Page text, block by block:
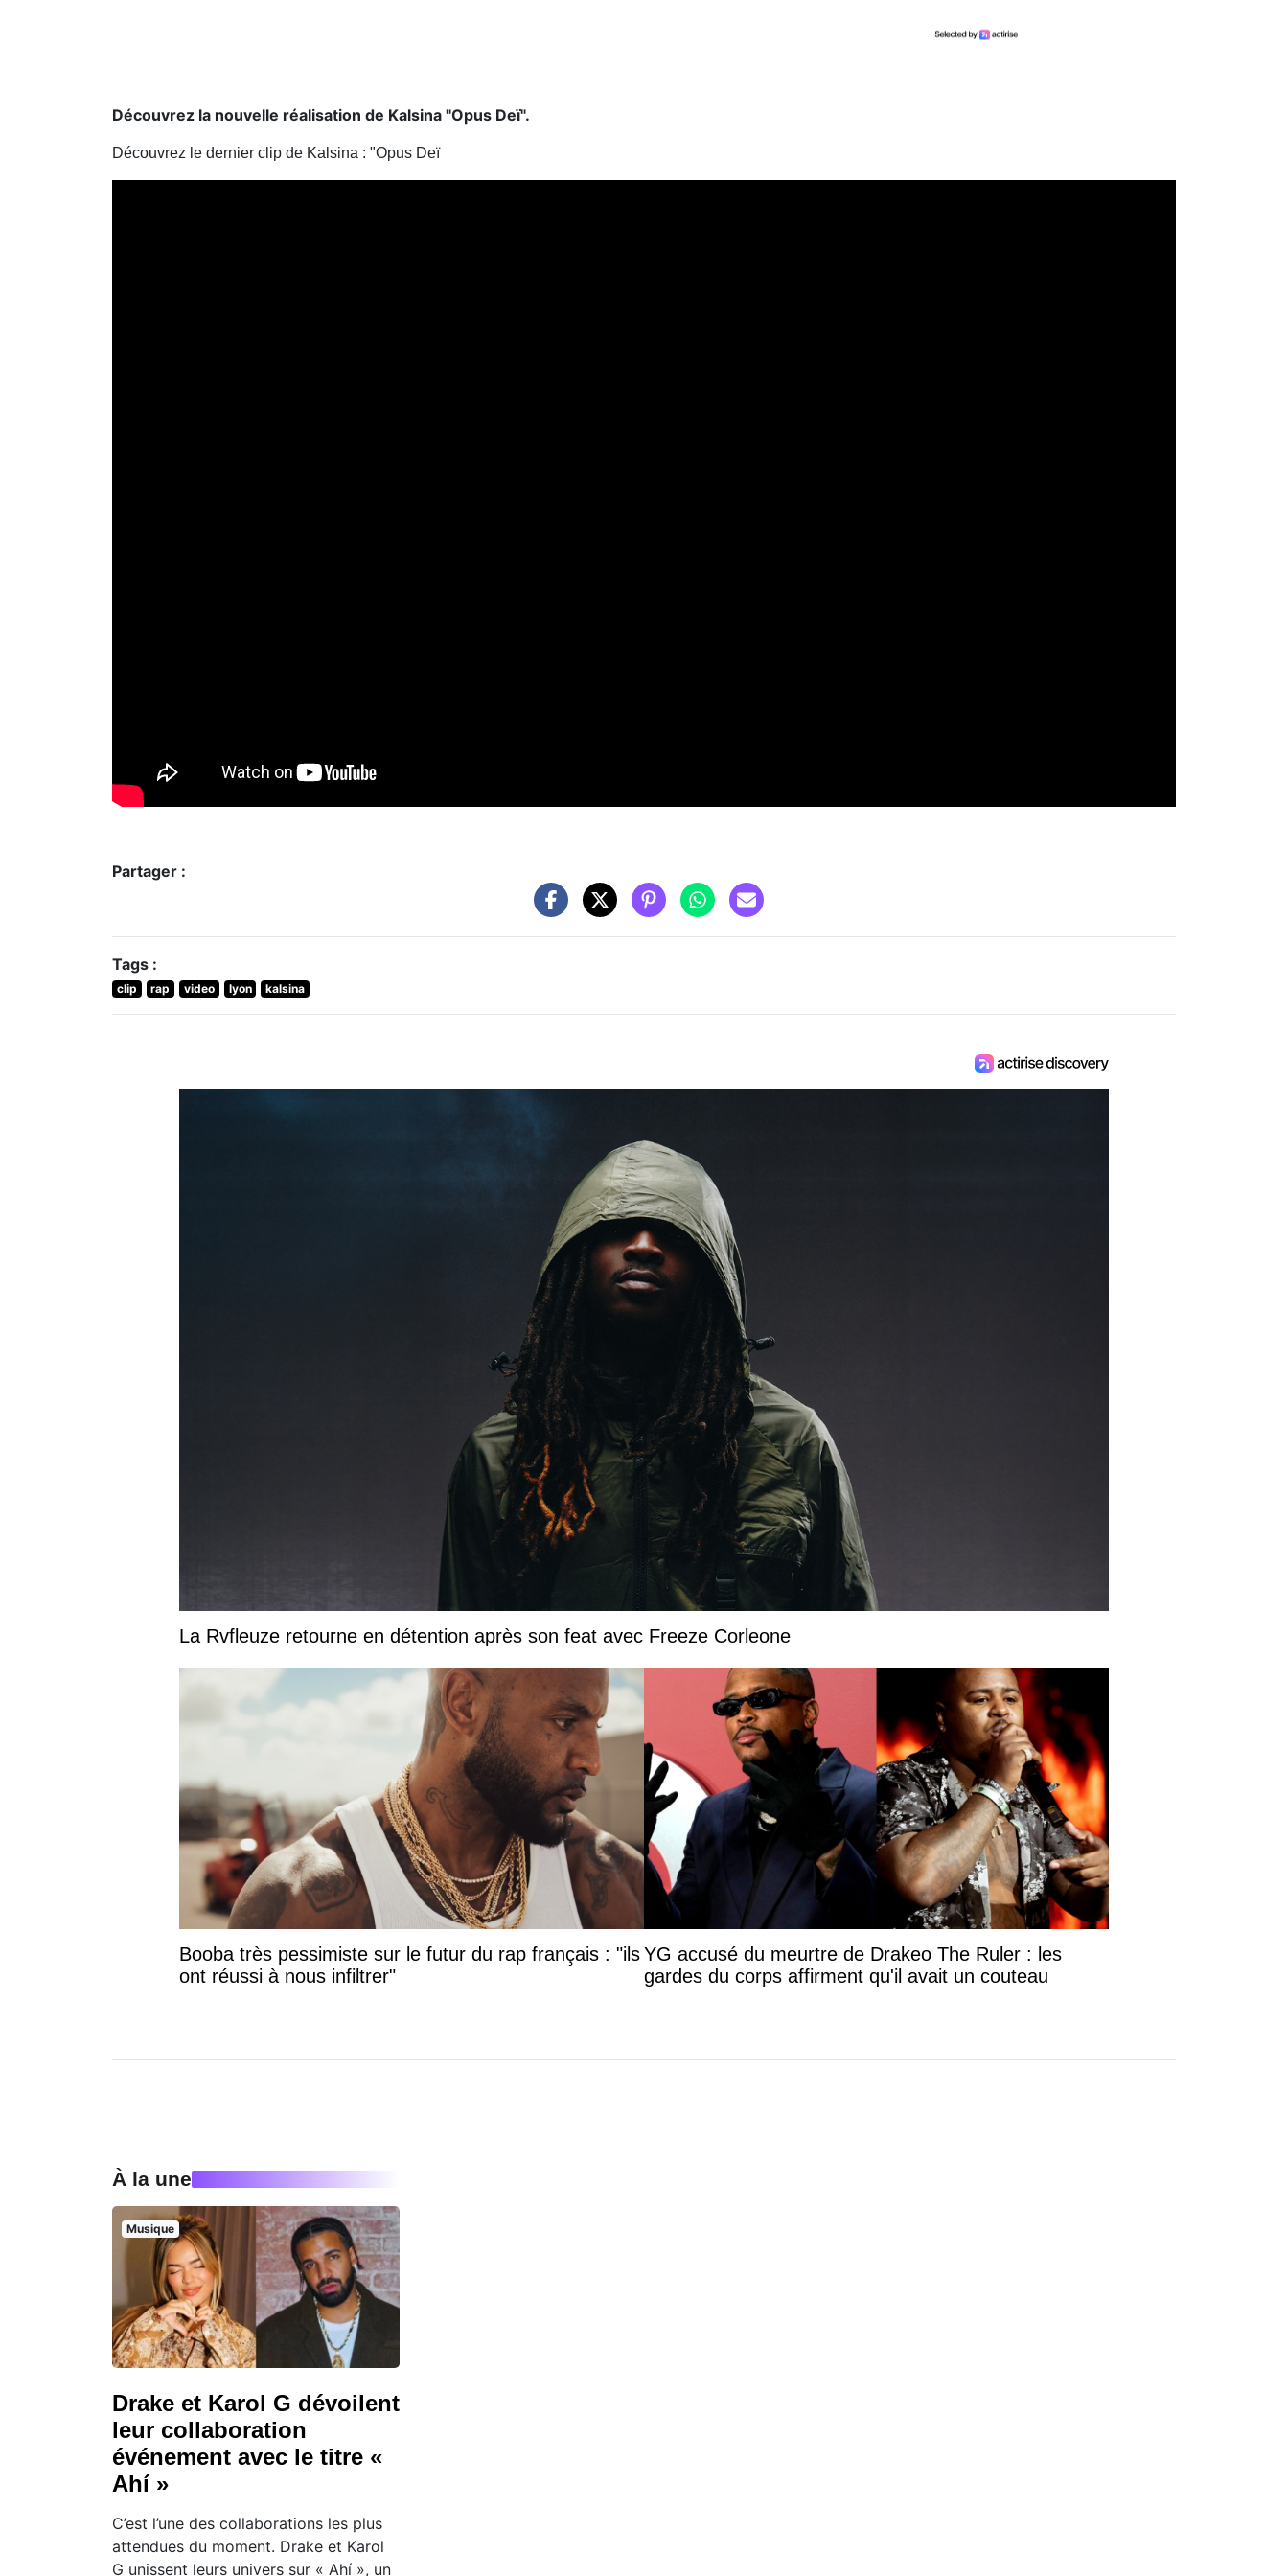
Découvrez la nouvelle réalisation de Kalsina "Opus Deï".
Découvrez le dernier clip de Kalsina : "Opus Deï
Partager :
Tags :
clip rap video lyon kalsina
La Rvfleuze retourne en détention après son feat avec Freeze Corleone
Booba très pessimiste sur le futur du rap français : "ils
ont réussi à nous infiltrer"
YG accusé du meurtre de Drakeo The Ruler : les
gardes du corps affirment qu'il avait un couteau
À la une
Musique
Drake et Karol G dévoilent
leur collaboration
événement avec le titre «
Ahí »
C’est l’une des collaborations les plus
attendues du moment. Drake et Karol
G unissent leurs univers sur « Ahí », un